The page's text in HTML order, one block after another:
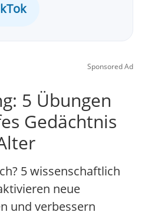
Sponsored Ad
5 Übungen
Gedächtnis
5 wissenschaftlich
neue
und verbessern